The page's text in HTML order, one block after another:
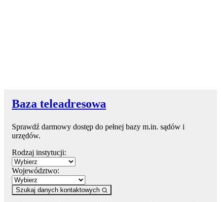
Baza teleadresowa
Sprawdź darmowy dostęp do pełnej bazy m.in. sądów i
urzędów.
Rodzaj instytucji:
Województwo:
Szukaj danych kontaktowych